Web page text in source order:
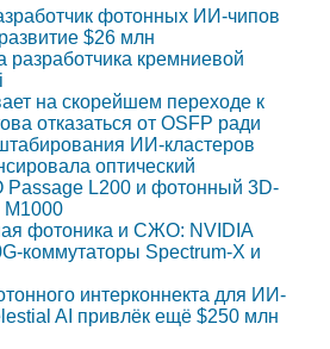
фотонных ИИ-чипов
$26 млн
разработчика кремниевой
на скорейшем переходе к
отказаться от OSFP ради
ИИ-кластеров
оптический
Passage L200 и фотонный 3D-
M1000
фотоника и СЖО: NVIDIA
коммутаторы Spectrum-X и
интерконнекта для ИИ-
AI привлёк ещё $250 млн